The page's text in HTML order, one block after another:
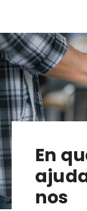
En
nos